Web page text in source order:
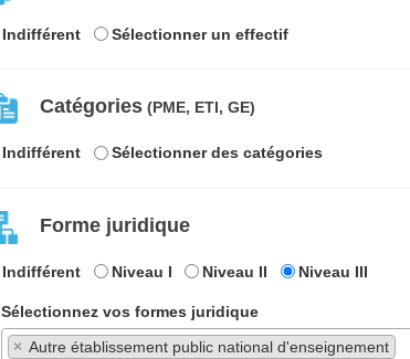
Indifférent Sélectionner un effectif
Catégories (PME, ETI, GE)
Indifférent Sélectionner des catégories
Forme juridique
Indifférent Niveau I Niveau II Niveau III
Sélectionnez vos formes juridique
× Autre établissement public national d'enseignement